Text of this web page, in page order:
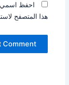
احفظ اسمي،
هذا المتصفح